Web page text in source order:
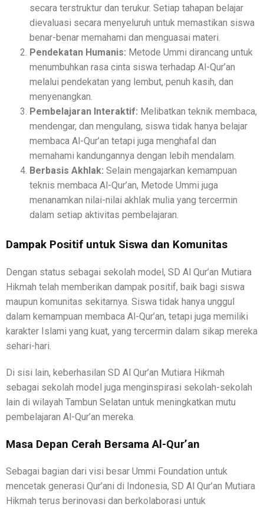
secara terstruktur dan terukur. Setiap tahapan belajar
dievaluasi secara menyeluruh untuk memastikan siswa
benar-benar memahami dan menguasai materi.
Pendekatan Humanis: Metode Ummi dirancang untuk
menumbuhkan rasa cinta siswa terhadap Al-Qur’an
melalui pendekatan yang lembut, penuh kasih, dan
menyenangkan.
Pembelajaran Interaktif: Melibatkan teknik membaca,
mendengar, dan mengulang, siswa tidak hanya belajar
membaca Al-Qur’an tetapi juga menghafal dan
memahami kandungannya dengan lebih mendalam.
Berbasis Akhlak: Selain mengajarkan kemampuan
teknis membaca Al-Qur’an, Metode Ummi juga
menanamkan nilai-nilai akhlak mulia yang tercermin
dalam setiap aktivitas pembelajaran.
Dampak Positif untuk Siswa dan Komunitas
Dengan status sebagai sekolah model, SD Al Qur’an Mutiara
Hikmah telah memberikan dampak positif, baik bagi siswa
maupun komunitas sekitarnya. Siswa tidak hanya unggul
dalam kemampuan membaca Al-Qur’an, tetapi juga memiliki
karakter Islami yang kuat, yang tercermin dalam sikap mereka
sehari-hari.
Di sisi lain, keberhasilan SD Al Qur’an Mutiara Hikmah
sebagai sekolah model juga menginspirasi sekolah-sekolah
lain di wilayah Tambun Selatan untuk meningkatkan mutu
pembelajaran Al-Qur’an mereka.
Masa Depan Cerah Bersama Al-Qur’an
Sebagai bagian dari visi besar Ummi Foundation untuk
mencetak generasi Qur’ani di Indonesia, SD Al Qur’an Mutiara
Hikmah terus berinovasi dan berkolaborasi untuk